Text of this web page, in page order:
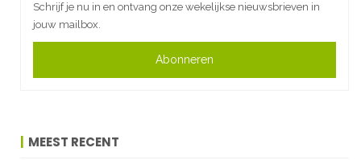
Schrijf je nu in en ontvang onze wekelijkse nieuwsbrieven in
jouw mailbox.
Abonneren
MEEST RECENT